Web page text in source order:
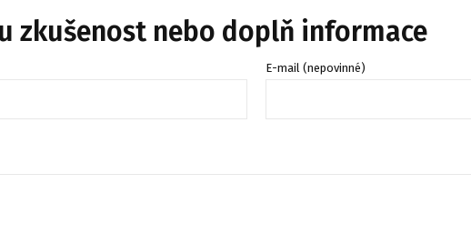
zkušenost nebo doplň informace
E-mail (nepovinné)